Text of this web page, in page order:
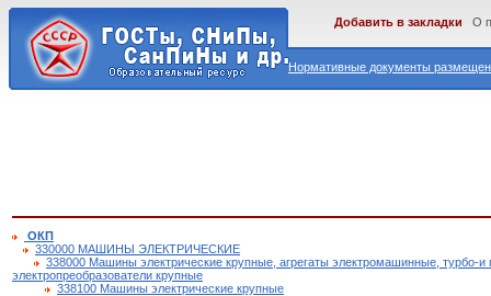
Нормативные документы
Добавить в закладки О
ОКП
330000 МАШИНЫ ЭЛЕКТРИЧЕСКИЕ
338000 Машины электрические крупные, агрегаты электромашинные, турбо-и
электропреобразователи крупные
338100 Машины электрические крупные